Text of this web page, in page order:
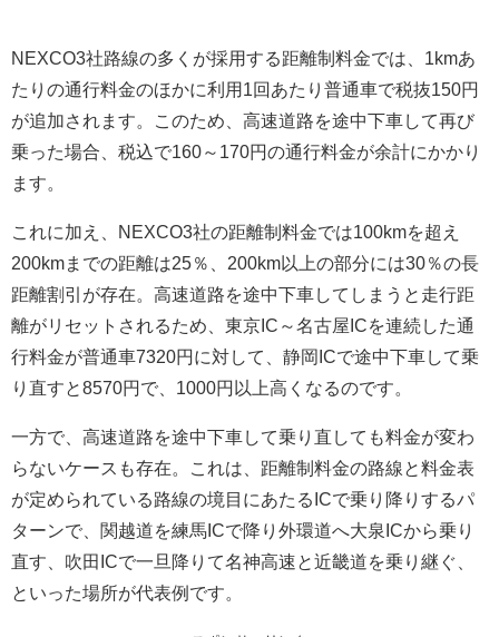
NEXCO3社路線の多くが採用する距離制料金では、1kmあ
たりの通行料金のほかに利用1回あたり普通車で税抜150円
が追加されます。このため、高速道路を途中下車して再び
乗った場合、税込で160～170円の通行料金が余計にかかり
ます。
これに加え、NEXCO3社の距離制料金では100kmを超え
200kmまでの距離は25％、200km以上の部分には30％の長
距離割引が存在。高速道路を途中下車してしまうと走行距
離がリセットされるため、東京IC～名古屋ICを連続した通
行料金が普通車7320円に対して、静岡ICで途中下車して乗
り直すと8570円で、1000円以上高くなるのです。
一方で、高速道路を途中下車して乗り直しても料金が変わ
らないケースも存在。これは、距離制料金の路線と料金表
が定められている路線の境目にあたるICで乗り降りするパ
ターンで、関越道を練馬ICで降り外環道へ大泉ICから乗り
直す、吹田ICで一旦降りて名神高速と近畿道を乗り継ぐ、
といった場所が代表例です。